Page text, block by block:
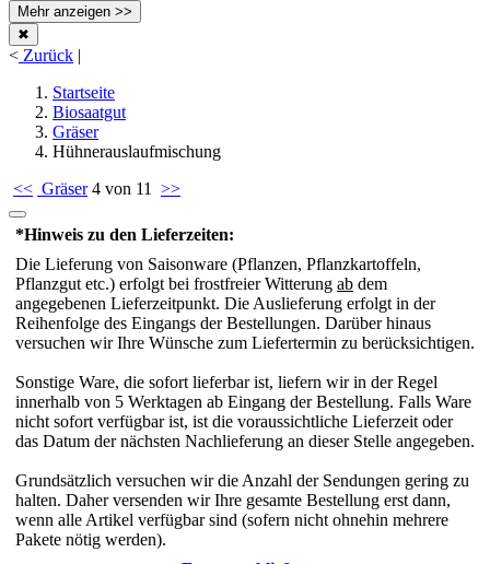
Mehr anzeigen >>
✖
< Zurück |
Startseite
Biosaatgut
Gräser
Hühnerauslaufmischung
<< Gräser4 von 11 >>
*Hinweis zu den Lieferzeiten:
Die Lieferung von Saisonware (Pflanzen, Pflanzkartoffeln,
Pflanzgut etc.) erfolgt bei frostfreier Witterung ab dem
angegebenen Lieferzeitpunkt. Die Auslieferung erfolgt in der
Reihenfolge des Eingangs der Bestellungen. Darüber hinaus
versuchen wir Ihre Wünsche zum Liefertermin zu berücksichtigen.
Sonstige Ware, die sofort lieferbar ist, liefern wir in der Regel
innerhalb von 5 Werktagen ab Eingang der Bestellung. Falls Ware
nicht sofort verfügbar ist, ist die voraussichtliche Lieferzeit oder
das Datum der nächsten Nachlieferung an dieser Stelle angegeben.
Grundsätzlich versuchen wir die Anzahl der Sendungen gering zu
halten. Daher versenden wir Ihre gesamte Bestellung erst dann,
wenn alle Artikel verfügbar sind (sofern nicht ohnehin mehrere
Pakete nötig werden).